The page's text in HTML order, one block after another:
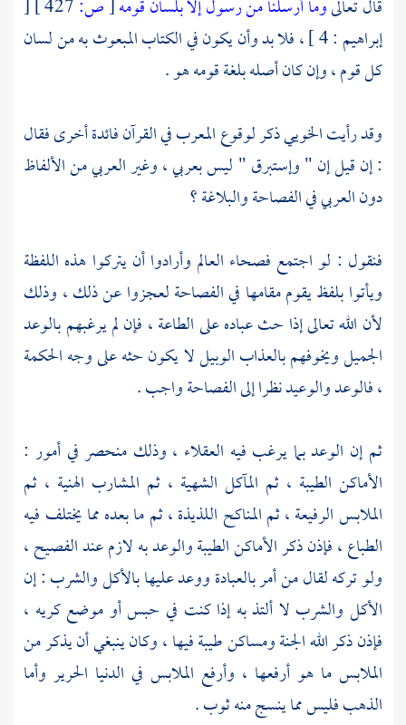
قال تعالىوما أرسلنا من رسول إلا بلسان قومه[ص:
[
إبراهيم : 4 ] ، فلا بد وأن يكون في الكتاب المبعوث به من لسان
كل قوم ، وإن كان أصله بلغة قومه هو .
وقد رأيتالخوييذكر لوقوع المعرب في القرآن فائدة أخرى فقال
: إن قيل إن " وإستبرق " ليس بعربي ، وغير العربي من الألفاظ
دون العربي في الفصاحة والبلاغة ؟
فنقول : لو اجتمع فصحاء العالم وأرادوا أن يتركوا هذه اللفظة
ويأتوا بلفظ يقوم مقامها في الفصاحة لعجزوا عن ذلك ، وذلك
لأن الله تعالى إذا حث عباده على الطاعة ، فإن لم يرغبهم بالوعد
الجميل ويخوفهم بالعذاب الوبيل لا يكون حثه على وجه الحكمة
، فالوعد والوعيد نظرا إلى الفصاحة واجب .
ثم إن الوعد بما يرغب فيه العقلاء ، وذلك منحصر في أمور :
الأماكن الطيبة ، ثم المآكل الشهية ، ثم المشارب الهنية ، ثم
الملابس الرفيعة ، ثم المناكح اللذيذة ، ثم ما بعده مما يختلف فيه
الطباع ، فإذن ذكر الأماكن الطيبة والوعد به لازم عند الفصيح ،
ولو تركه لقال من أمر بالعبادة ووعد عليها بالأكل والشرب : إن
الأكل والشرب لا ألتذ به إذا كنت في حبس أو موضع كريه ،
فإذن ذكر الله الجنة ومساكن طيبة فيها ، وكان ينبغي أن يذكر من
الملابس ما هو أرفعها ، وأرفع الملابس في الدنيا الحرير وأما
الذهب فليس مما ينسج منه ثوب .